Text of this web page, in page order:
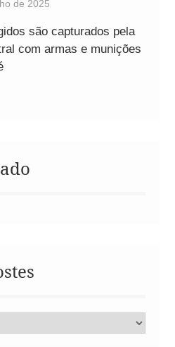
de 2025
são capturados pela
com armas e munições